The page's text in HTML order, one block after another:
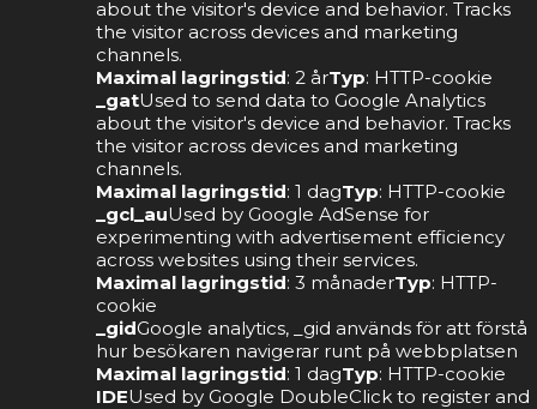
about the visitor's device and behavior. Tracks
the visitor across devices and marketing
channels.
Maximal lagringstid: 2 årTyp: HTTP-cookie
_gatUsed to send data to Google Analytics
about the visitor's device and behavior. Tracks
the visitor across devices and marketing
channels.
Maximal lagringstid: 1 dagTyp: HTTP-cookie
_gcl_auUsed by Google AdSense for
experimenting with advertisement efficiency
across websites using their services.
Maximal lagringstid: 3 månaderTyp: HTTP-
cookie
_gidGoogle analytics, _gid används för att förstå
hur besökaren navigerar runt på webbplatsen
Maximal lagringstid: 1 dagTyp: HTTP-cookie
IDEUsed by Google DoubleClick to register and